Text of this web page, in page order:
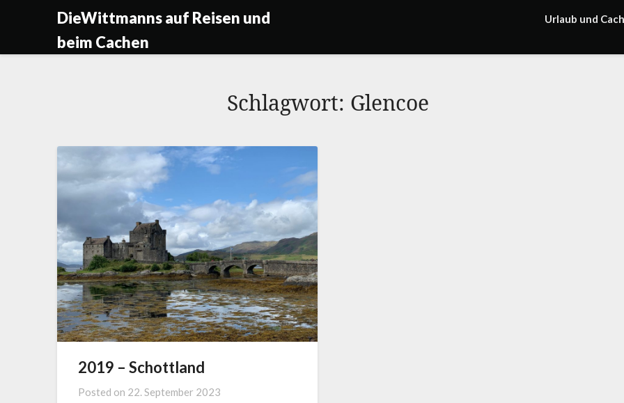
DieWittmanns auf Reisen und
beim Cachen
Urlaub und
Schlagwort: Glencoe
2019 – Schottland
Posted on 22. September 2023